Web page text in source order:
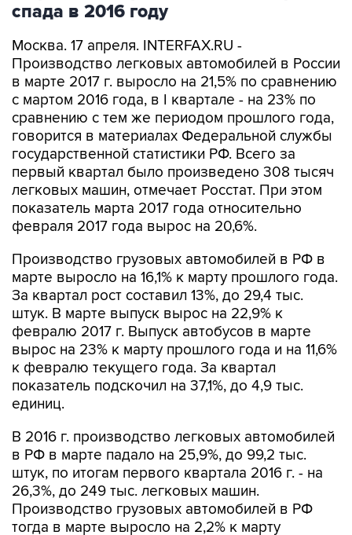
спада в 2016 году
Москва. 17 апреля. INTERFAX.RU -
Производство легковых автомобилей в России
в марте 2017 г. выросло на 21,5% по сравнению
с мартом 2016 года, в I квартале - на 23% по
сравнению с тем же периодом прошлого года,
говорится в материалах Федеральной службы
государственной статистики РФ. Всего за
первый квартал было произведено 308 тысяч
легковых машин, отмечает Росстат. При этом
показатель марта 2017 года относительно
февраля 2017 года вырос на 20,6%.
Производство грузовых автомобилей в РФ в
марте выросло на 16,1% к марту прошлого года.
За квартал рост составил 13%, до 29,4 тыс.
штук. В марте выпуск вырос на 22,9% к
февралю 2017 г. Выпуск автобусов в марте
вырос на 23% к марту прошлого года и на 11,6%
к февралю текущего года. За квартал
показатель подскочил на 37,1%, до 4,9 тыс.
единиц.
В 2016 г. производство легковых автомобилей
в РФ в марте падало на 25,9%, до 99,2 тыс.
штук, по итогам первого квартала 2016 г. - на
26,3%, до 249 тыс. легковых машин.
Производство грузовых автомобилей в РФ
тогда в марте выросло на 2,2% к марту